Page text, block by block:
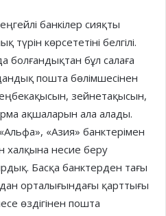
банкілер сияқты
көрсететіні белгілі.
болғандықтан бұл салаға
пошта бөлімшесінен
зейнетақысын,
ақшаларын ала алады.
«Азия» банктерімен
халқына несие беру
Басқа банктерден тағы
орталығындағы қарттығы
өздігінен пошта